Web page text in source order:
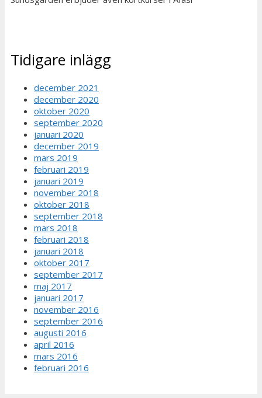
Tidigare inlägg
december 2021
december 2020
oktober 2020
september 2020
januari 2020
december 2019
mars 2019
februari 2019
januari 2019
november 2018
oktober 2018
september 2018
mars 2018
februari 2018
januari 2018
oktober 2017
september 2017
maj 2017
januari 2017
november 2016
september 2016
augusti 2016
april 2016
mars 2016
februari 2016